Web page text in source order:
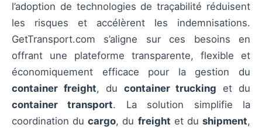
l’adoption de technologies de traçabilité réduisent
les risques et accélèrent les indemnisations.
GetTransport.com s’aligne sur ces besoins en
offrant une plateforme transparente, flexible et
économiquement efficace pour la gestion du
container freight, du container trucking et du
container transport. La solution simplifie la
coordination ducargo, du freight et dushipment,